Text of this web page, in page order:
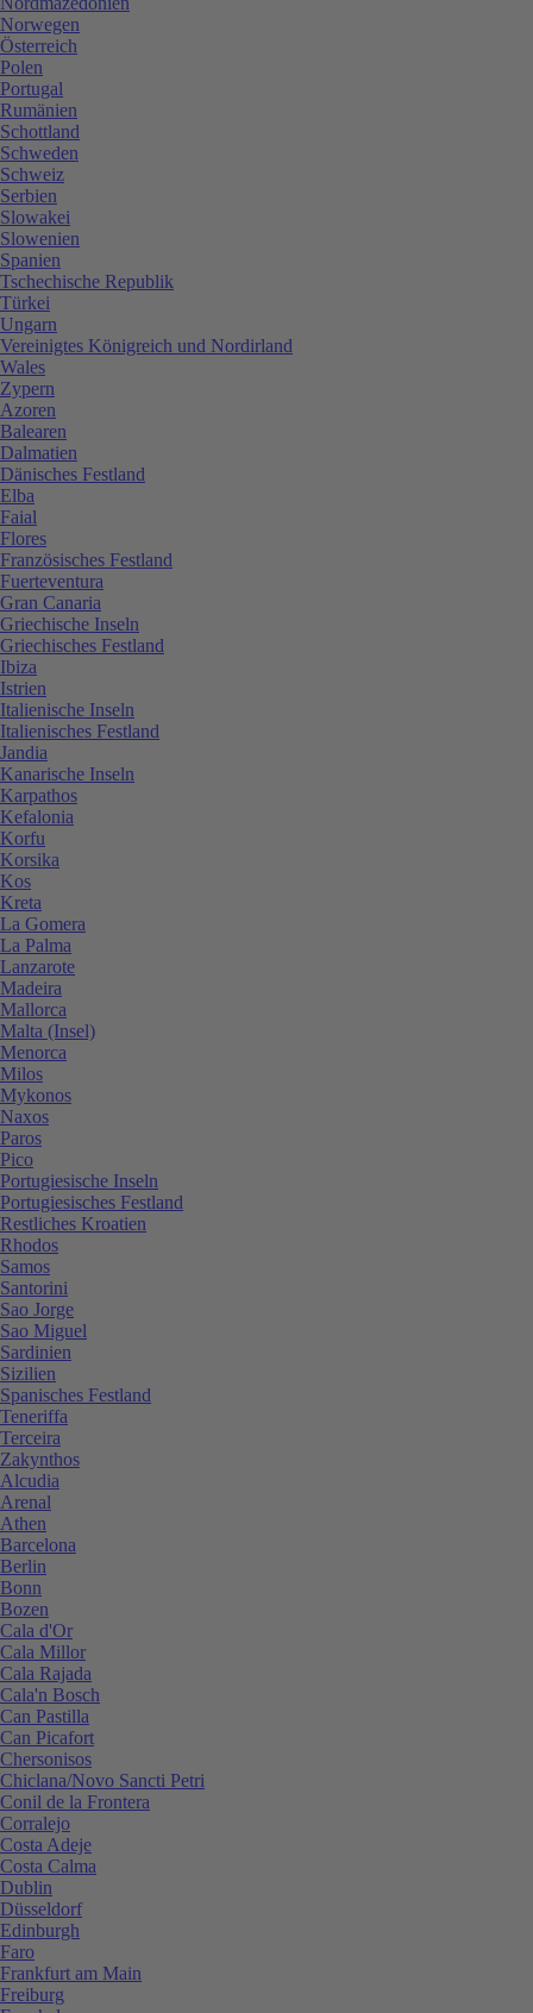
Norwegen
Österreich
Polen
Portugal
Rumänien
Schottland
Schweden
Schweiz
Serbien
Slowakei
Slowenien
Spanien
Tschechische Republik
Türkei
Ungarn
Vereinigtes Königreich und Nordirland
Wales
Zypern
Azoren
Balearen
Dalmatien
Dänisches Festland
Elba
Faial
Flores
Französisches Festland
Fuerteventura
Gran Canaria
Griechische Inseln
Griechisches Festland
Ibiza
Istrien
Italienische Inseln
Italienisches Festland
Jandia
Kanarische Inseln
Karpathos
Kefalonia
Korfu
Korsika
Kos
Kreta
La Gomera
La Palma
Lanzarote
Madeira
Mallorca
Malta (Insel)
Menorca
Milos
Mykonos
Naxos
Paros
Pico
Portugiesische Inseln
Portugiesisches Festland
Restliches Kroatien
Rhodos
Samos
Santorini
Sao Jorge
Sao Miguel
Sardinien
Sizilien
Spanisches Festland
Teneriffa
Terceira
Zakynthos
Alcudia
Arenal
Athen
Barcelona
Berlin
Bonn
Bozen
Cala d'Or
Cala Millor
Cala Rajada
Cala'n Bosch
Can Pastilla
Can Picafort
Chersonisos
Chiclana/Novo Sancti Petri
Conil de la Frontera
Corralejo
Costa Adeje
Costa Calma
Dublin
Düsseldorf
Edinburgh
Faro
Frankfurt am Main
Freiburg